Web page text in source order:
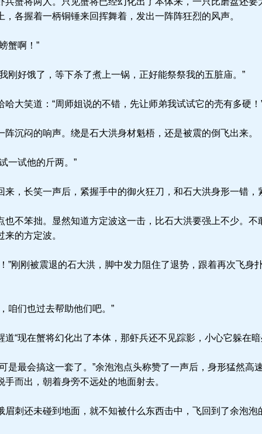
各握着一柄铜锤来回挥舞着，发出一阵阵狂烈的风声。
蟹啊！”
好饿了，等下杀了煮上一锅，正好能祭祭我的五脏庙。”
大笑道：“周师姐说的不错，先让师弟我试试它的壳有多硬！
沉闷的响声。绕是石大洪身材魁梧，还是被震的倒飞出来。
一试他的斤两。”
，长笑一声后，紧握手中的御火狂刀，和石大洪身形一错，
不笨拙。显然知道方定波这一击，比石大洪要强上不少。不
的方定波。
刚刚被震退的石大洪，脚中发力阻住了退势，跟着再次飞身
们也过去帮助他们吧。”
“现在蟹将幻化出了本体，那虾兵还不见踪影，小心它躲在暗
最会搞这一套了。”余泡泡点头称赞了一声后，身形猛然高
而出，朝着身旁不远处的地面射去。
刺还未碰到地面，就不知被什么东西击中，飞回到了余泡泡